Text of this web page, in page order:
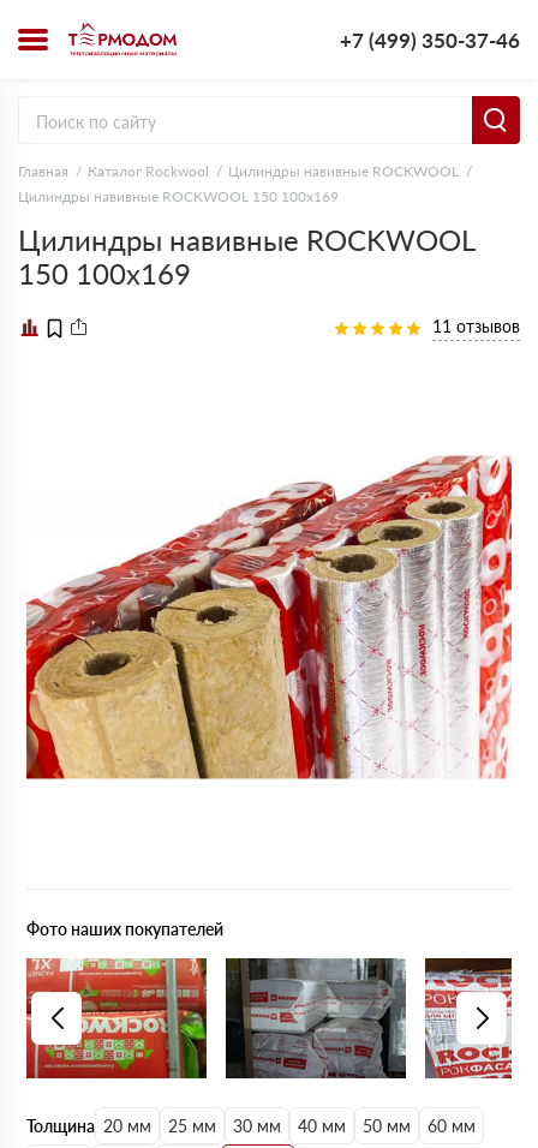
+7 (499) 350-37-46
Главная Каталог Rockwool
Цилиндры навивные ROCKWOOL
Цилиндры навивные ROCKWOOL 150 100х169
Цилиндры навивные ROCKWOOL
150 100х169
11 отзывов
Толщина 20 мм 25 мм 30 мм 40 мм 50 мм
60 мм
Фото наших покупателей